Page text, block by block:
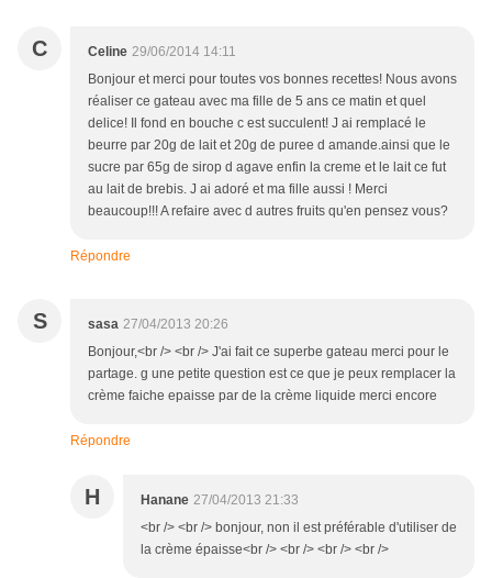
C Celine 29/06/2014 14:11
Bonjour et merci pour toutes vos bonnes recettes! Nous avons
réaliser ce gateau avec ma fille de 5 ans ce matin et quel
delice! Il fond en bouche c est succulent! J ai remplacé le
beurre par 20g de lait et 20g de puree d amande.ainsi que le
sucre par 65g de sirop d agave enfin la creme et le lait ce fut
au lait de brebis. J ai adoré et ma fille aussi ! Merci
beaucoup!!! A refaire avec d autres fruits qu'en pensez vous?
Répondre
S sasa 27/04/2013 20:26
Bonjour,<br /> <br /> J'ai fait ce superbe gateau merci pour le
partage. g une petite question est ce que je peux remplacer la
crème faiche epaisse par de la crème liquide merci encore
Répondre
H Hanane 27/04/2013 21:33
<br /> <br /> bonjour, non il est préférable d'utiliser de
la crème épaisse<br /> <br /> <br /> <br />